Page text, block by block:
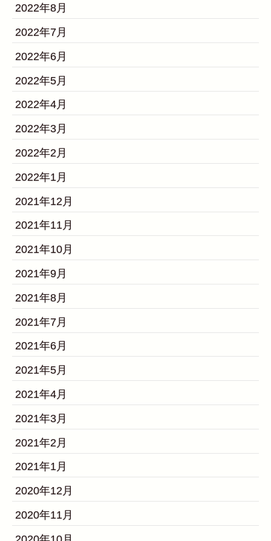
2022年8月
2022年7月
2022年6月
2022年5月
2022年4月
2022年3月
2022年2月
2022年1月
2021年12月
2021年11月
2021年10月
2021年9月
2021年8月
2021年7月
2021年6月
2021年5月
2021年4月
2021年3月
2021年2月
2021年1月
2020年12月
2020年11月